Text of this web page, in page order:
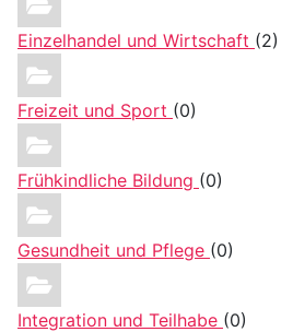
Einzelhandel und Wirtschaft (2)
Freizeit und Sport (0)
Frühkindliche Bildung (0)
Gesundheit und Pflege (0)
Integration und Teilhabe (0)